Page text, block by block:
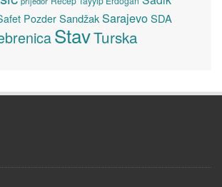
Pozder SandžakSarajevoSDA
StavTurska